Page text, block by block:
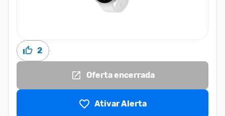
2
Oferta encerrada
Ativar Alerta